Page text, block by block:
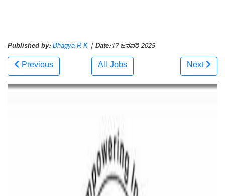
Published by: Bhagya R K | Date:17 ಜನವರಿ 2025
Previous All Jobs Next